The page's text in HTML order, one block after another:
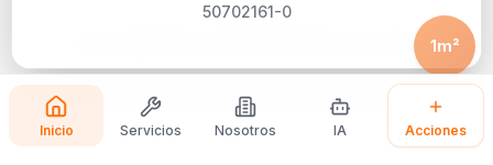
Inicio Servicios Nosotros IA Acciones
50702161-0
Política de Cookies 1m²